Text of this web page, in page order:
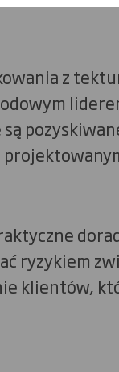
z
ryzykiem
klientów,